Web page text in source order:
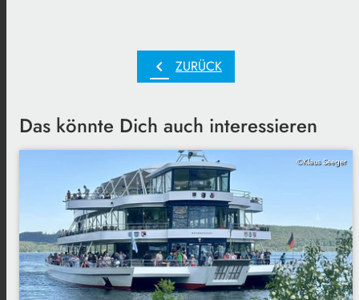
chevron_left ZURÜCK
Das könnte Dich auch interessieren
©Klaus Seeger